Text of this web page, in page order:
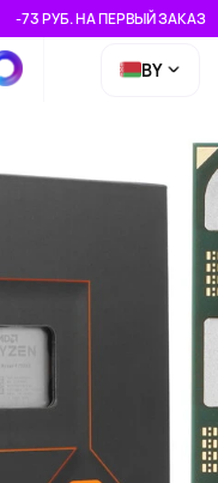
-73 РУБ. НА ПЕРВЫЙ ЗАКАЗ
BY